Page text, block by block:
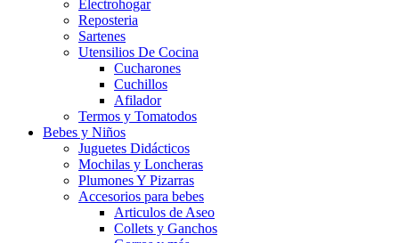
Electrohogar
Reposteria
Sartenes
Utensilios De Cocina
Cucharones
Cuchillos
Afilador
Termos y Tomatodos
Bebes y Niños
Juguetes Didácticos
Mochilas y Loncheras
Plumones Y Pizarras
Accesorios para bebes
Articulos de Aseo
Collets y Ganchos